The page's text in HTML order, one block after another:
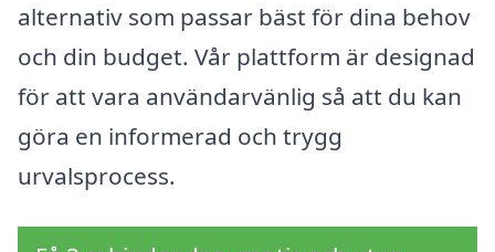
alternativ som passar bäst för dina behov
och din budget. Vår plattform är designad
för att vara användarvänlig så att du kan
göra en informerad och trygg
urvalsprocess.